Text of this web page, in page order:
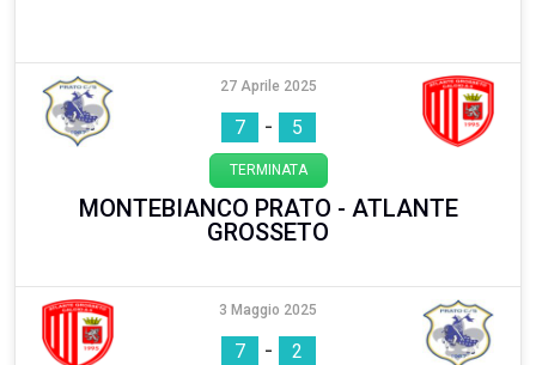
27 Aprile 2025
7 - 5
MONTEBIANCO PRATO - ATLANTE
GROSSETO
TERMINATA
3 Maggio 2025
7 - 2